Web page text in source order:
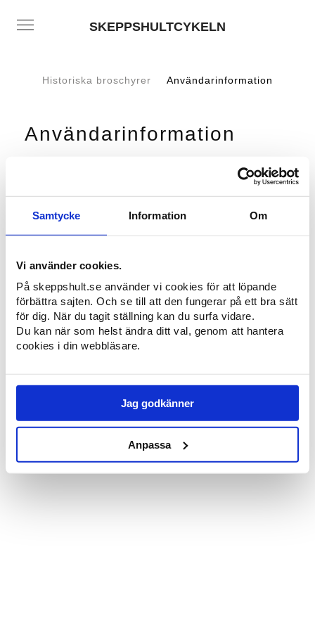
Samtycke Information Om
Vi använder cookies.
På skeppshult.se använder vi cookies för att löpande
förbättra sajten. Och se till att den fungerar på ett bra sätt
för dig. När du tagit ställning kan du surfa vidare.
Du kan när som helst ändra ditt val, genom att hantera
cookies i din webbläsare.
Jag godkänner
Anpassa
SKEPPSHULTCYKELN
Historiska broschyrer Användarinformation
Användarinformation
Användarmanual DU-EP500, DU-EP600
Användarmanual EP600 reglage
Användarmanual EP600 display
Användarmanual E6110